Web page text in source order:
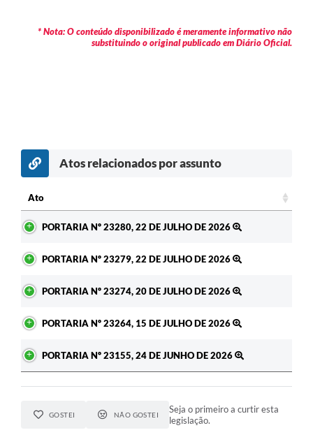
* Nota: O conteúdo disponibilizado é meramente informativo não
substituindo o original publicado em Diário Oficial.
Atos relacionados por assunto
Ato
PORTARIA Nº 23280, 22 DE JULHO DE 2026
PORTARIA Nº 23279, 22 DE JULHO DE 2026
PORTARIA Nº 23274, 20 DE JULHO DE 2026
PORTARIA Nº 23264, 15 DE JULHO DE 2026
PORTARIA Nº 23155, 24 DE JUNHO DE 2026
GOSTEI NÃO GOSTEI
Seja o primeiro a curtir esta
legislação.